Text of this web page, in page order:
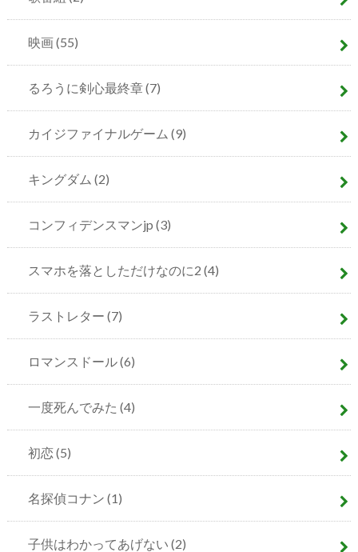
映画(55)
るろうに剣心最終章(7)
カイジファイナルゲーム (9)
キングダム (2)
コンフィデンスマンjp (3)
スマホを落としただけなのに2 (4)
ラストレター (7)
ロマンスドール(6)
一度死んでみた (4)
初恋(5)
名探偵コナン (1)
子供はわかってあげない (2)